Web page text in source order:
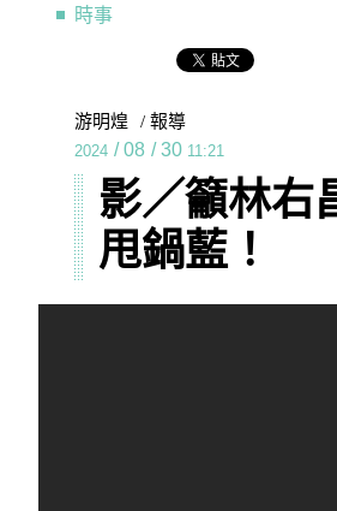
時事
游明煌 / 報導
2024 / 08 / 30 11:21
影／籲林右
甩鍋藍！